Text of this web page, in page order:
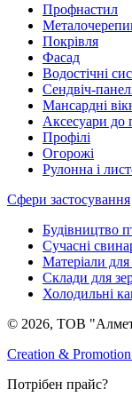
Профнастил
Покрівля
Фасад
Водостічні
Сендвіч-
Мансардні
Аксесуари до
Профілі
Огорожі
Рулонна і
Сфери застосування
Будівництво
Сучасні
Матеріали для
Склади для
Холодильні
© 2026, ТОВ
Creation &
Потрібен прайс?